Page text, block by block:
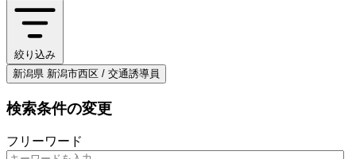
絞り込み
新潟県 新潟市西区 / 交通誘導員
検索条件の変更
フリーワード